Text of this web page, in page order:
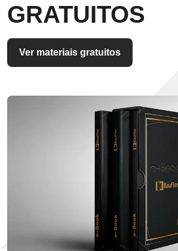
GRATUITOS
Ver materiais gratuitos